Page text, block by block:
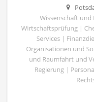
Wissenschaft
Wirtschaftsprüfung |
Services |
Organisationen und
und Raumfahrt und
Regierung |